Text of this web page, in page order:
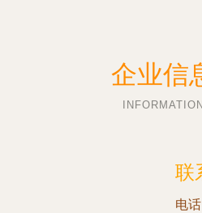
企业信
INFORMATION
联
电